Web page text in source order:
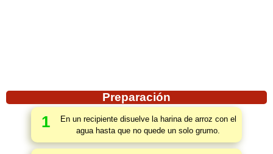
Preparación
1
En un recipiente disuelve la harina de arroz con el
agua hasta que no quede un solo grumo.